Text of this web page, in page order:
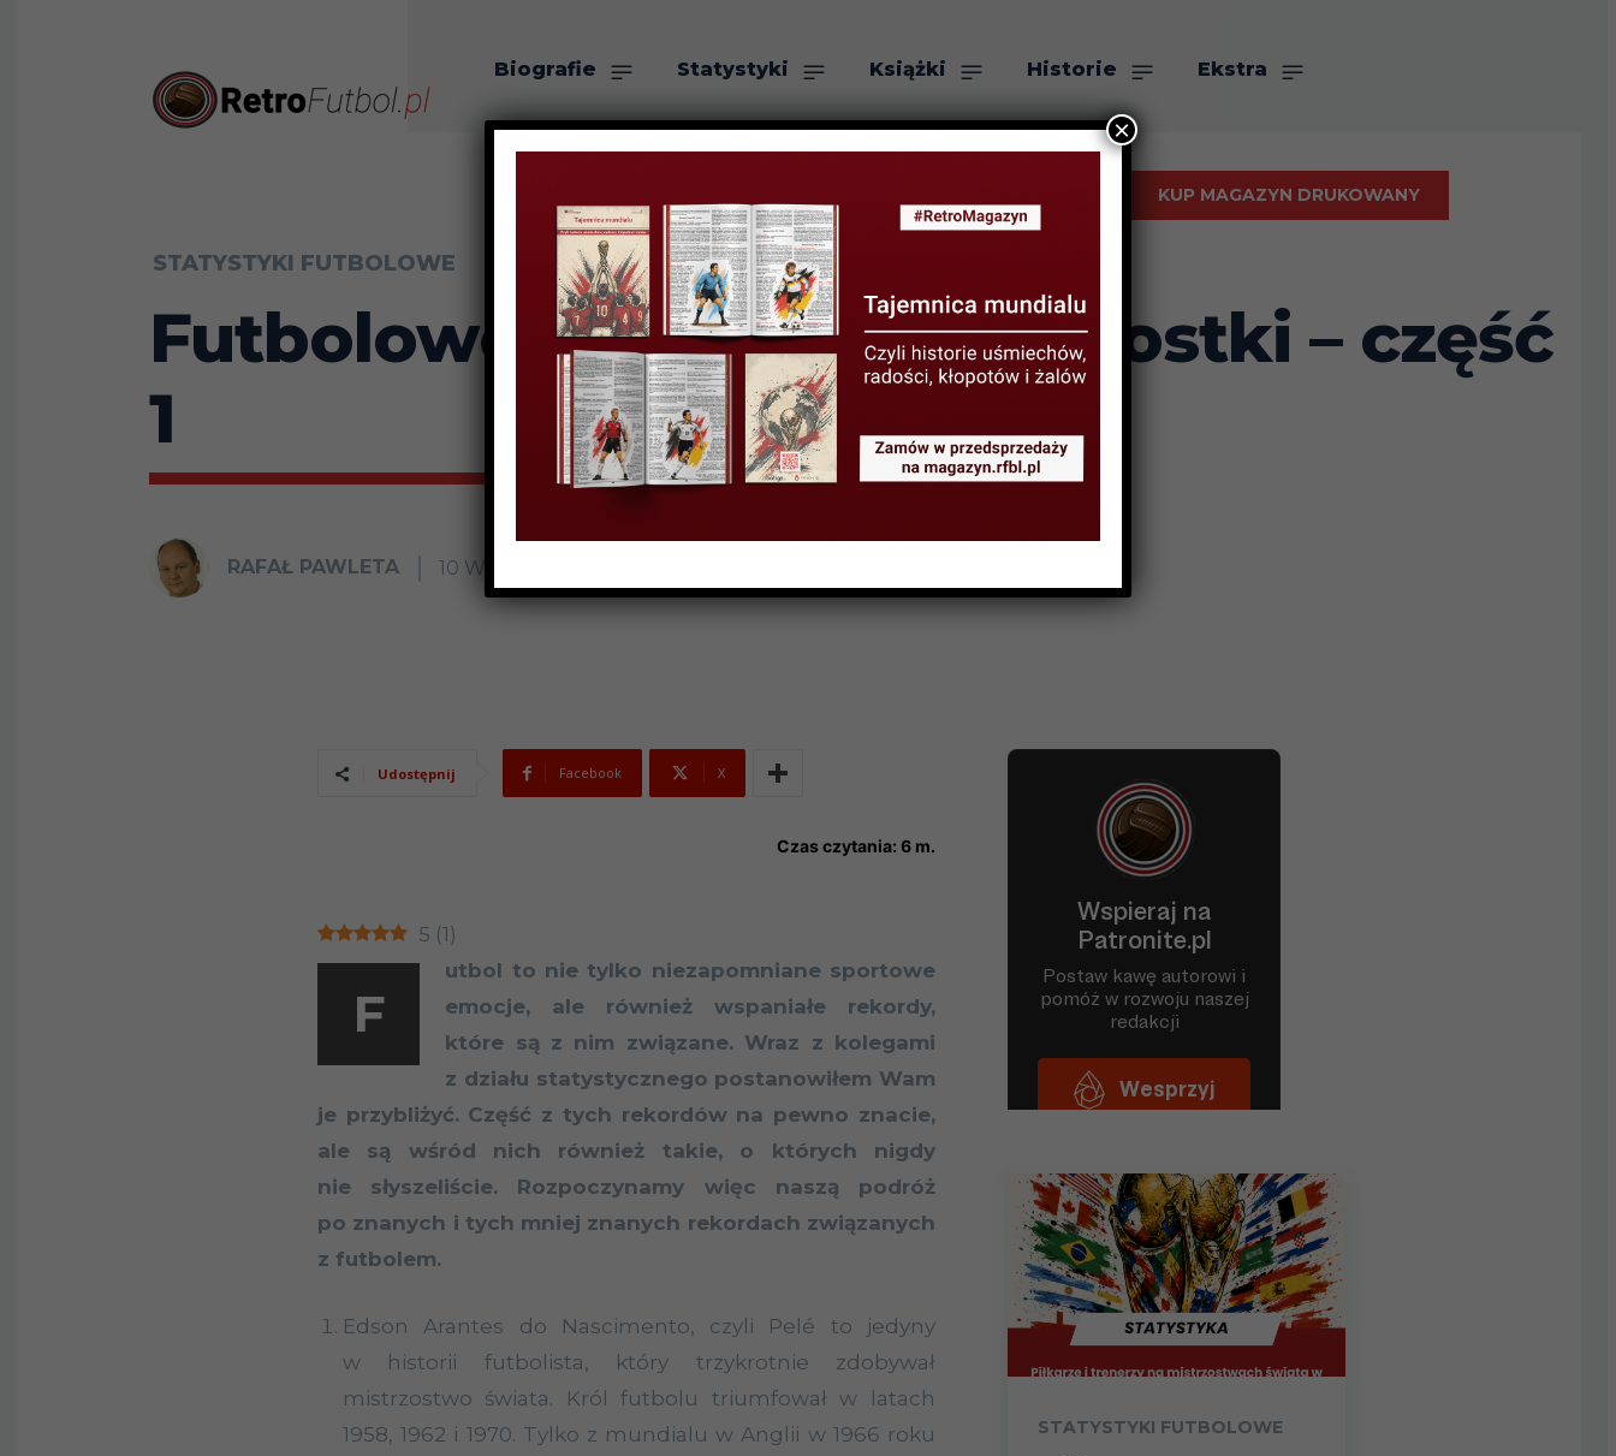
Biografie Statystyki Książki Historie Ekstra
O nas
KUP MAGAZYN DRUKOWANY
STATYSTYKI FUTBOLOWE
Futbolowe rekordy i ciekawostki – część
1
RAFAŁ PAWLETA 10 WRZEŚNIA 2017
Udostępnij Facebook X
Czas czytania: 6 m.
5 (1)
F
utbol to nie tylko niezapomniane sportowe
emocje, ale również wspaniałe rekordy,
które są z nim związane. Wraz z kolegami
z działu statystycznego postanowiłem Wam
je przybliżyć. Część z tych rekordów na pewno znacie,
ale są wśród nich również takie, o których nigdy
nie słyszeliście. Rozpoczynamy więc naszą podróż
po znanych i tych mniej znanych rekordach związanych
z futbolem.
Edson Arantes do Nascimento, czyli Pelé to jedyny
w historii futbolista, który trzykrotnie zdobywał
mistrzostwo świata. Król futbolu triumfował w latach
1958, 1962 i 1970. Tylko z mundialu w Anglii w 1966 roku
STATYSTYKI FUTBOLOWE
×